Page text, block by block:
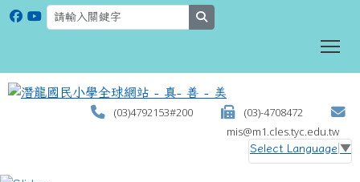
(03)4792153#200
(03)-4708472
mis@m1.cles.tyc.edu.tw
Select Language ▼